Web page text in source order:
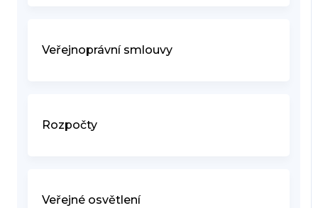
Veřejnoprávní smlouvy
Rozpočty
Veřejné osvětlení